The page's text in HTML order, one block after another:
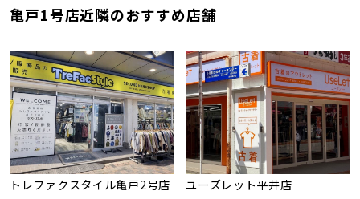
亀戸1号店近隣のおすすめ店舗
トレファクスタイル亀戸2号店 ユーズレット平井店